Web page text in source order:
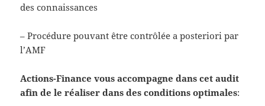
des connaissances
– Procédure pouvant être contrôlée a posteriori par
l’AMF
Actions-Finance vous accompagne dans cet audit
afin de le réaliser dans des conditions optimales: